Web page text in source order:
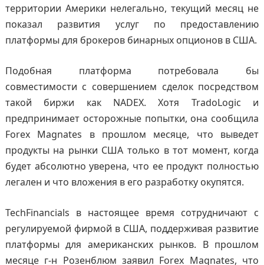
территории Америки нелегально, текущий месяц не
показал развития услуг по предоставлению
платформы для брокеров бинарных опционов в США.
Подобная платформа потребовала бы
совместимости с совершением сделок посредством
такой биржи как NADEX. Хотя TradoLogic и
предпринимает осторожные попытки, она сообщила
Forex Magnates в прошлом месяце, что выведет
продукты на рынки США только в тот момент, когда
будет абсолютно уверена, что ее продукт полностью
легален и что вложения в его разработку окупятся.
TechFinancials в настоящее время сотрудничают с
регулируемой фирмой в США, поддерживая развитие
платформы для американских рынков. В прошлом
месяце г-н Розенблюм заявил Forex Magnates, что